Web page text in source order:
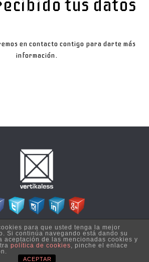
tus datos
en contacto contigo para darte más
información.
- Todos los derechos reservados | Diseñado por
Esija Informática S.L.
para que usted tenga la mejor
Si continúa navegando está dando su
aceptación de las mencionadas cookies y
política de cookies, pinche el enlace
ACEPTAR